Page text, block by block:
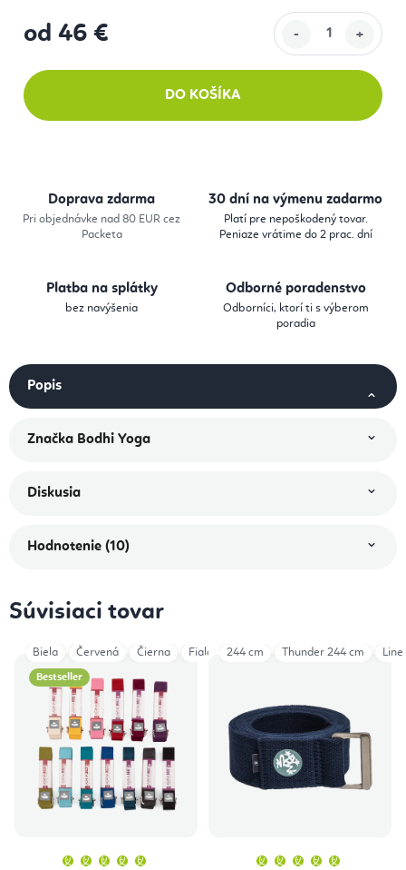
od 46 €
DO KOŠÍKA
Doprava zdarma
Pri objednávke nad 80 EUR cez
Packeta
30 dní na výmenu zadarmo
Platí pre nepoškodený tovar.
Peniaze vrátime do 2 prac. dní
Platba na splátky
bez navýšenia
Odborné poradenstvo
Odborníci, ktorí ti s výberom
poradia
Popis
Značka Bodhi Yoga
Diskusia
Hodnotenie (10)
Súvisiaci tovar
Bestseller
Biela Červená Čierna Fialová Modrá Navy Petrol Šedá
244 cm Thunder 244 cm